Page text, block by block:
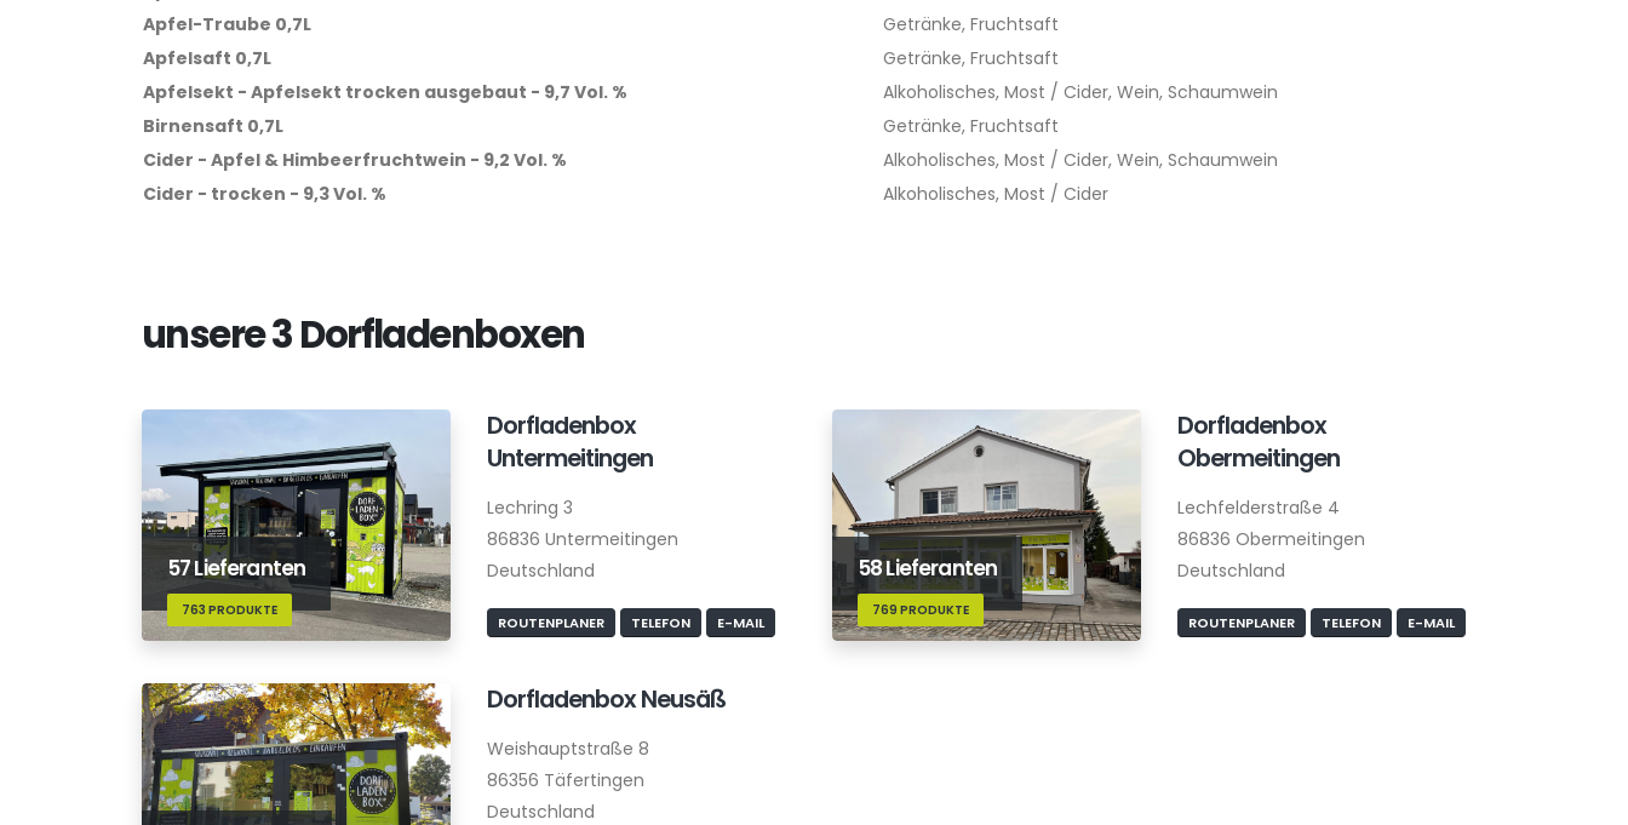
Apfel-Traube 0,7L
Getränke, Fruchtsaft
Apfelsaft 0,7L
Getränke, Fruchtsaft
Apfelsekt - Apfelsekt trocken ausgebaut - 9,7 Vol. %
Alkoholisches, Most / Cider, Wein, Schaumwein
Birnensaft 0,7L
Getränke, Fruchtsaft
Cider - Apfel & Himbeerfruchtwein - 9,2 Vol. %
Alkoholisches, Most / Cider, Wein, Schaumwein
Cider - trocken - 9,3 Vol. %
Alkoholisches, Most / Cider
unsere 3 Dorfladenboxen
57 Lieferanten
763 PRODUKTE
Dorfladenbox
Untermeitingen
Lechring 3
86836 Untermeitingen
Deutschland
ROUTENPLANER TELEFON E-MAIL
58 Lieferanten
769 PRODUKTE
Dorfladenbox
Obermeitingen
Lechfelderstraße 4
86836 Obermeitingen
Deutschland
ROUTENPLANER TELEFON E-MAIL
Dorfladenbox Neusäß
Weishauptstraße 8
86356 Täfertingen
Deutschland